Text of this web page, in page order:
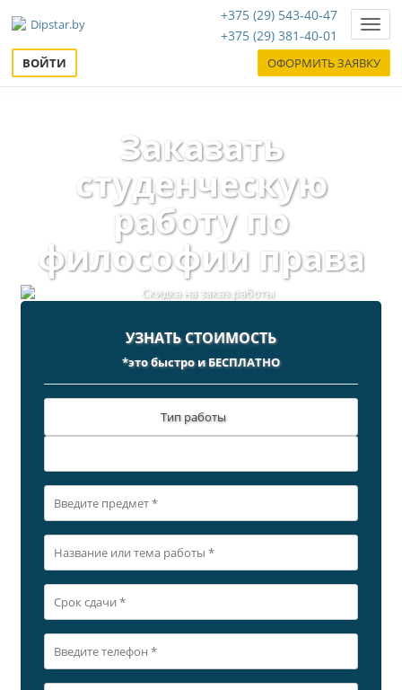
+375 (29) 543-40-47
+375 (29) 381-40-01
ВОЙТИ ОФОРМИТЬ ЗАЯВКУ
Заказать
студенческую
работу по
философии права
УЗНАТЬ СТОИМОСТЬ
*это быстро и БЕСПЛАТНО
Тип работы